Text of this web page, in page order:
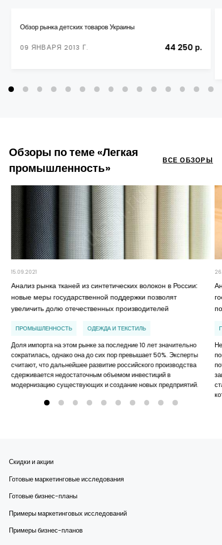
Обзор рынка детских товаров Украины
09 ЯНВАРЯ 2013 Г. 44 250 р.
Обзоры по теме «Легкая
промышленность»
ВСЕ ОБЗОРЫ
15.09.2021
Анализ рынка тканей из синтетических волокон в России:
новые меры государственной поддержки позволят
увеличить долю отечественных производителей
ПРОМЫШЛЕННОСТЬ ОДЕЖДА И ТЕКСТИЛЬ
Доля импорта на этом рынке за последние 10 лет значительно
сократилась, однако она до сих пор превышает 50%. Эксперты
считают, что дальнейшее развитие российского производства
сдерживается недостаточным объемом инвестиций в
модернизацию существующих и создание новых предприятий.
Скидки и акции
Готовые маркетинговые исследования
Готовые бизнес-планы
Примеры маркетинговых исследований
Примеры бизнес-планов